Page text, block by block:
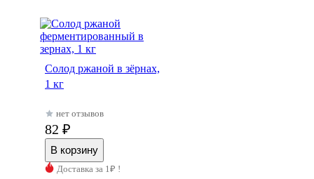
Солод ржаной в зёрнах,
1 кг
нет отзывов
82 ₽
Доставка за 1₽ !